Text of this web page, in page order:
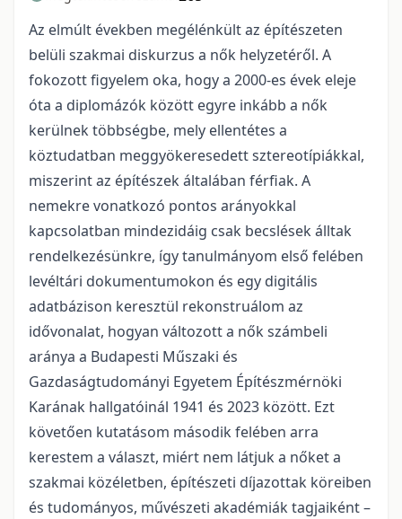
Az elmúlt években megélénkült az építészeten
belüli szakmai diskurzus a nők helyzetéről. A
fokozott figyelem oka, hogy a 2000-es évek eleje
óta a diplomázók között egyre inkább a nők
kerülnek többségbe, mely ellentétes a
köztudatban meggyökeresedett sztereotípiákkal,
miszerint az építészek általában férfiak. A
nemekre vonatkozó pontos arányokkal
kapcsolatban mindezidáig csak becslések álltak
rendelkezésünkre, így tanulmányom első felében
levéltári dokumentumokon és egy digitális
adatbázison keresztül rekonstruálom az
idővonalat, hogyan változott a nők számbeli
aránya a Budapesti Műszaki és
Gazdaságtudományi Egyetem Építészmérnöki
Karának hallgatóinál 1941 és 2023 között. Ezt
követően kutatásom második felében arra
kerestem a választ, miért nem látjuk a nőket a
szakmai közéletben, építészeti díjazottak köreiben
és tu­dományos, művészeti akadémiák tagjaiként –